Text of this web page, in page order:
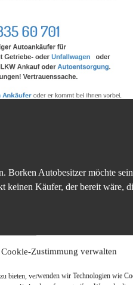
Cookie-Zustimmung verwalten
bieten, verwenden wir Technologien wie
Autobesitzer möchte
Käufer, der bereit wäre,
in Verbindung
so dass es sich auf
es sich befindet. Und so kann